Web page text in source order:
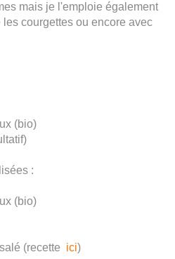
mais je l'emploie également
courgettes ou encore avec
(bio)
:
(bio)
(recette ici)